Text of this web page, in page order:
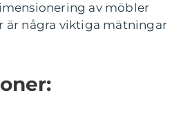
av möbler
är några viktiga mätningar